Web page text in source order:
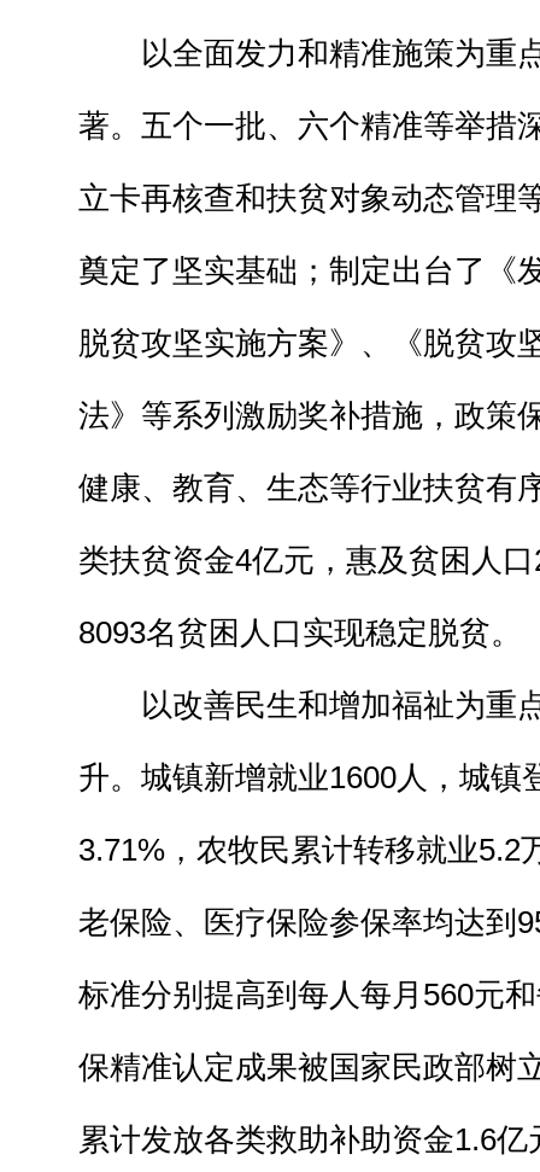
以全面发力和精准施策为重
著。五个一批、六个精准等举措
立卡再核查和扶贫对象动态管理
奠定了坚实基础；制定出台了《
脱贫攻坚实施方案》、《脱贫攻
法》等系列激励奖补措施，政策
健康、教育、生态等行业扶贫有
类扶贫资金4亿元，惠及贫困人
8093名贫困人口实现稳定脱贫。
以改善民生和增加福祉为重
升。城镇新增就业1600人，城镇
3.71%，农牧民累计转移就业5.2
老保险、医疗保险参保率均达到
标准分别提高到每人每月560元
保精准认定成果被国家民政部树
累计发放各类救助补助资金1.6